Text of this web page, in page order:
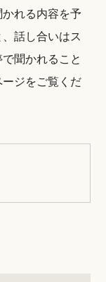
れる内容を予
話し合いはス
聞かれること
ジをご覧くだ